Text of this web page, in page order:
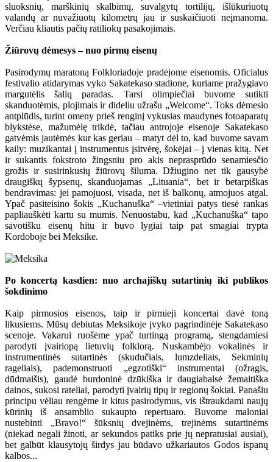
sluoksnių, marškinių skalbimų, suvalgytų tortilijų, išlūkuriuotų
valandų ar nuvažiuotų kilometrų jau ir suskaičiuoti neįmanoma.
Verčiau kliautis pačių ratiliokų pasakojimais.
Žiūrovų dėmesys – nuo pirmų eisenų
Pasirodymų maratoną Folkloriadoje pradėjome eisenomis. Oficialus
festivalio atidarymas vyko Sakatekaso stadione, kuriame pražygiavo
margutėlis šalių paradas. Tarsi olimpiečiai buvome sutikti
skanduotėmis, plojimais ir dideliu užrašu „Welcome“. Toks dėmesio
antplūdis, turint omeny prieš renginį vykusias maudynes fotoaparatų
blykstėse, mažumėlę trikdė, tačiau antrojoje eisenoje Sakatekaso
gatvėmis jautėmės kur kas geriau – matyt dėl to, kad buvome savam
kaily: muzikantai į instrumentus įsitvėrę, šokėjai – į vienas kitą. Net
ir sukantis fokstroto žingsniu pro akis neprasprūdo senamiesčio
grožis ir susirinkusių žiūrovų šiluma. Džiugino net tik gausybė
draugiškų šypsenų, skanduojamas „Lituania“, bet ir betarpiškas
bendravimas: jei pamojuosi, visada, net iš balkonų, atmojuos atgal.
Ypač pasiteisino šokis „Kuchanuška“ –vietiniai patys tiesė rankas
papliauškėti kartu su mumis. Nenuostabu, kad „Kuchanuška“ tapo
savotišku eisenų hitu ir buvo lygiai taip pat smagiai trypta
Kordoboje bei Meksike.
Po koncertą kasdien: nuo archajiškų sutartinių iki publikos
šokdinimo
Kaip pirmosios eisenos, taip ir pirmieji koncertai davė toną
likusiems. Mūsų debiutas Meksikoje įvyko pagrindinėje Sakatekaso
scenoje. Vakarui ruošėme ypač turtingą programą, stengdamiesi
parodyti įvairiopą lietuvių folklorą. Nuskambėjo vokalinės ir
instrumentinės sutartinės (skudučiais, lumzdeliais, Sekminių
rageliais), pademonstruoti „egzotiški“ instrumentai (ožragis,
dūdmaišis), gaudė burdoninė dzūkiška ir daugiabalsė žemaitiška
dainos, sukosi rateliai, parodyti įvairių tipų ir regionų šokiai. Panašiu
principu vėliau rengėme ir kitus pasirodymus, vis ištraukdami naujų
kūrinių iš ansamblio sukaupto repertuaro. Buvome maloniai
nustebinti „Bravo!“ šūksnių dvejinėms, trejinėms sutartinėms
(niekad negali žinoti, ar sekundos patiks prie jų nepratusiai ausiai),
bet galbūt klausytojų širdys jau būdavo užkariautos Godos ispanų
kalbos...